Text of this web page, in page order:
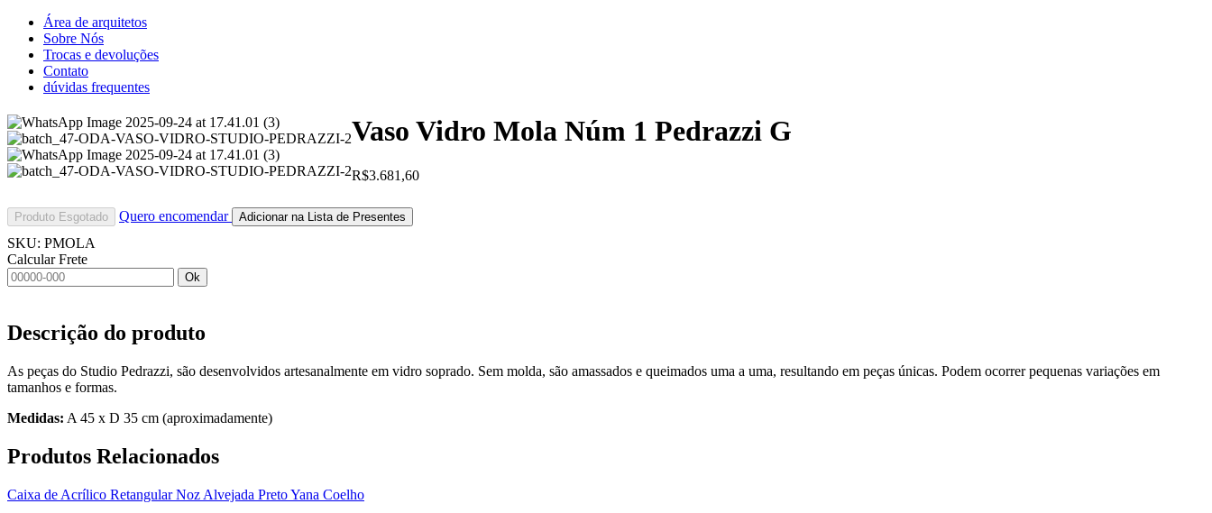
Área de arquitetos
Sobre Nós
Trocas e devoluções
Contato
dúvidas frequentes
Vaso Vidro Mola Núm 1 Pedrazzi G
R$3.681,60
Produto Esgotado Quero encomendar Adicionar na Lista de Presentes
SKU: PMOLA
Calcular Frete
Ok
Descrição do produto
As peças do Studio Pedrazzi, são desenvolvidos artesanalmente em vidro soprado. Sem molda, são amassados e queimados uma a uma, resultando em peças únicas. Podem ocorrer pequenas variações em
tamanhos e formas.
Medidas: A 45 x D 35 cm (aproximadamente)
Produtos Relacionados
Caixa de Acrílico Retangular Noz Alvejada Preto Yana Coelho